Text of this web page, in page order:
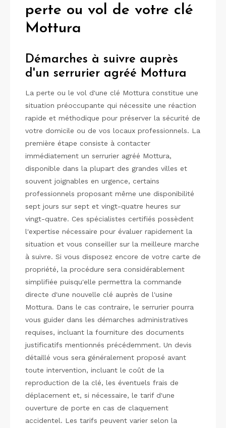
perte ou vol de votre clé
Mottura
Démarches à suivre auprès
d'un serrurier agréé Mottura
La perte ou le vol d'une clé Mottura constitue une
situation préoccupante qui nécessite une réaction
rapide et méthodique pour préserver la sécurité de
votre domicile ou de vos locaux professionnels. La
première étape consiste à contacter
immédiatement un serrurier agréé Mottura,
disponible dans la plupart des grandes villes et
souvent joignables en urgence, certains
professionnels proposant même une disponibilité
sept jours sur sept et vingt-quatre heures sur
vingt-quatre. Ces spécialistes certifiés possèdent
l'expertise nécessaire pour évaluer rapidement la
situation et vous conseiller sur la meilleure marche
à suivre. Si vous disposez encore de votre carte de
propriété, la procédure sera considérablement
simplifiée puisqu'elle permettra la commande
directe d'une nouvelle clé auprès de l'usine
Mottura. Dans le cas contraire, le serrurier pourra
vous guider dans les démarches administratives
requises, incluant la fourniture des documents
justificatifs mentionnés précédemment. Un devis
détaillé vous sera généralement proposé avant
toute intervention, incluant le coût de la
reproduction de la clé, les éventuels frais de
déplacement et, si nécessaire, le tarif d'une
ouverture de porte en cas de claquement
accidentel. Les tarifs peuvent varier selon la